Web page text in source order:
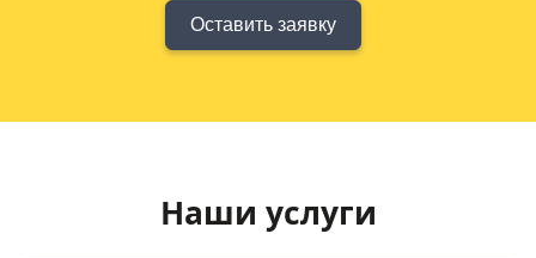
Оставить заявку
Наши услуги